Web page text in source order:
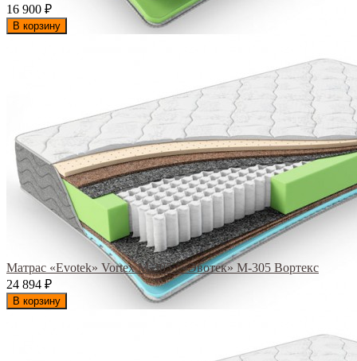
16 900 ₽
В корзину
Матрас «Evotek» Vortex M-305 / «Эвотек» M-305 Вортекс
24 894 ₽
В корзину